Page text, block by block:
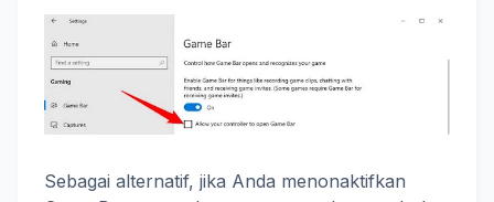
Sebagai alternatif, jika Anda menonaktifkan